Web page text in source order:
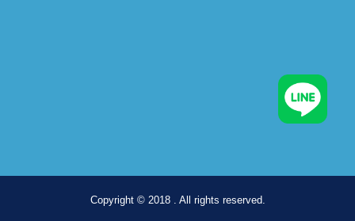
Copyright © 2018 . All rights reserved.